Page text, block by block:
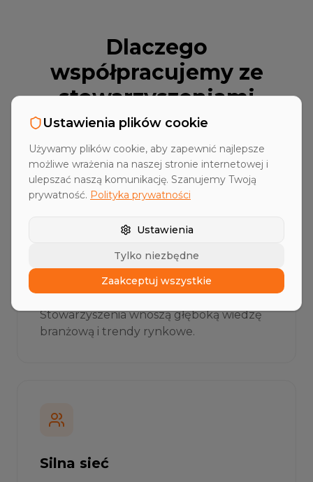
Dlaczego
współpracujemy ze
stowarzyszeniami
Stowarzyszenia branżowe wnoszą cenną
wiedzę branżową i silne sieci kontaktów.
Ekspertyza branżowa
Stowarzyszenia wnoszą głęboką wiedzę
branżową i trendy rynkowe.
Silna sieć
Ustawienia plików cookie
Używamy plików cookie, aby zapewnić najlepsze
możliwe wrażenia na naszej stronie internetowej i
ulepszać naszą komunikację. Szanujemy Twoją
prywatność. Polityka prywatności
Ustawienia
Tylko niezbędne
Zaakceptuj wszystkie